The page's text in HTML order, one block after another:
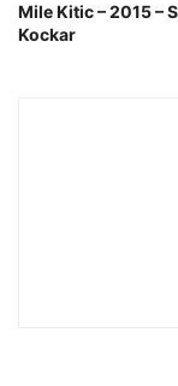
Mile Kitic – 2015 –
Kockar